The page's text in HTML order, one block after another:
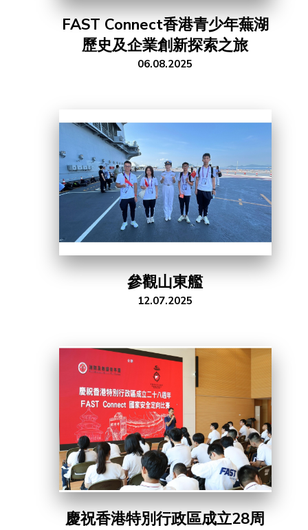
FAST Connect香港青少年蕪湖
歷史及企業創新探索之旅
06.08.2025
參觀山東艦
12.07.2025
慶祝香港特別行政區成立28周